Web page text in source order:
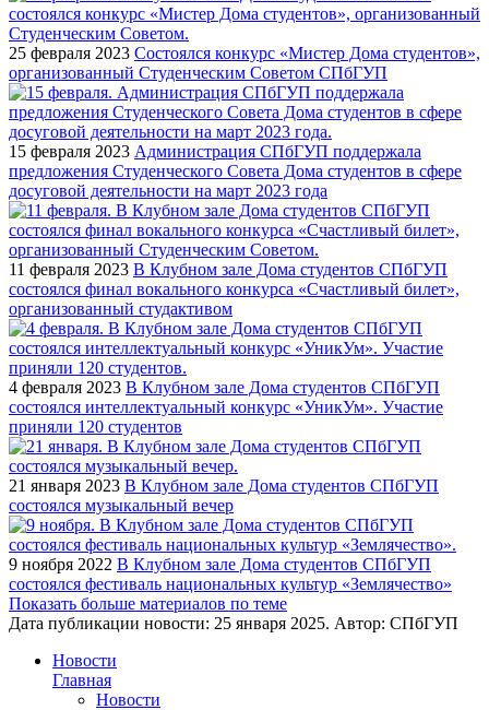
25 февраля 2023 Состоялся конкурс «Мистер Дома студентов»,
организованный Студенческим Советом СПбГУП
15 февраля 2023 Администрация СПбГУП поддержала
предложения Студенческого Совета Дома студентов в сфере
досуговой деятельности на март 2023 года
11 февраля 2023 В Клубном зале Дома студентов СПбГУП
состоялся финал вокального конкурса «Счастливый билет»,
организованный студактивом
4 февраля 2023 В Клубном зале Дома студентов СПбГУП
состоялся интеллектуальный конкурс «УникУм». Участие
приняли 120 студентов
21 января 2023 В Клубном зале Дома студентов СПбГУП
состоялся музыкальный вечер
9 ноября 2022 В Клубном зале Дома студентов СПбГУП
состоялся фестиваль национальных культур «Землячество»
Показать больше материалов по теме
Дата публикации новости: 25 января 2025. Автор: СПбГУП
Новости
Главная
Новости